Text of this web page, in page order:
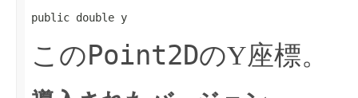
public double y
このPoint2DのY座標。